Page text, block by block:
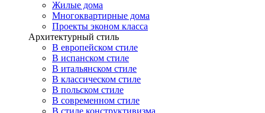
Жилые дома
Многоквартирные дома
Проекты эконом класса
Архитектурный стиль
В европейском стиле
В испанском стиле
В итальянском стиле
В классическом стиле
В польском стиле
В современном стиле
В стиле конструктивизма